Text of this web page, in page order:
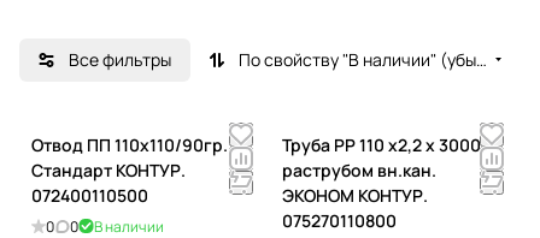
Все фильтры По свойству "В наличии" (убывание)
Отвод ПП 110х110/90гр.
Стандарт КОНТУР.
072400110500
0 0 В наличии
Труба PP 110 х2,2 х 3000 с
раструбом вн.кан.
ЭКОНОМ КОНТУР.
075270110800